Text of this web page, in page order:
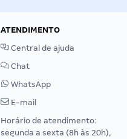
ATENDIMENTO
Central de ajuda
Chat
WhatsApp
E-mail
Horário de atendimento:
segunda a sexta (8h às 20h),